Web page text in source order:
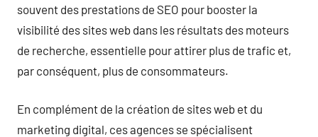
souvent des prestations de SEO pour booster la
visibilité des sites web dans les résultats des moteurs
de recherche, essentielle pour attirer plus de trafic et,
par conséquent, plus de consommateurs.
En complément de la création de sites web et du
marketing digital, ces agences se spécialisent